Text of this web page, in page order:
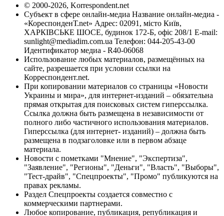
© 2000-2026, Korrespondent.net
Субъект в сфере онлайн-медиа Название онлайн-медиа -
«КореспонденТ.net» Адрес: 02091, місто Київ,
ХАРКІВСЬКЕ ШОСЕ, будинок 172-Б, офіс 208/1 E-mail:
sunlight@mediadim.com.ua Телефон: 044-205-43-00
Идентификатор медиа - R40-06068
Использование любых материалов, размещённых на
сайте, разрешается при условии ссылки на
Корреспондент.net.
При копировании материалов со страницы «Новости
Украины и мира», для интернет-изданий – обязательна
прямая открытая для поисковых систем гиперссылка.
Ссылка должна быть размещена в независимости от
полного либо частичного использования материалов.
Гиперссылка (для интернет- изданий) – должна быть
размещена в подзаголовке или в первом абзаце
материала.
Новости с пометками "Мнение", "Экспертиза",
"Заявление", "Регионы", "Деньги", "Власть", "Выборы",
"Тест-драйв", "Спецпроекты", "Промо" публикуются на
правах рекламы.
Раздел Спецпроекты создается совместно с
коммерческими партнерами.
Любое копирование, публикация, републикация и